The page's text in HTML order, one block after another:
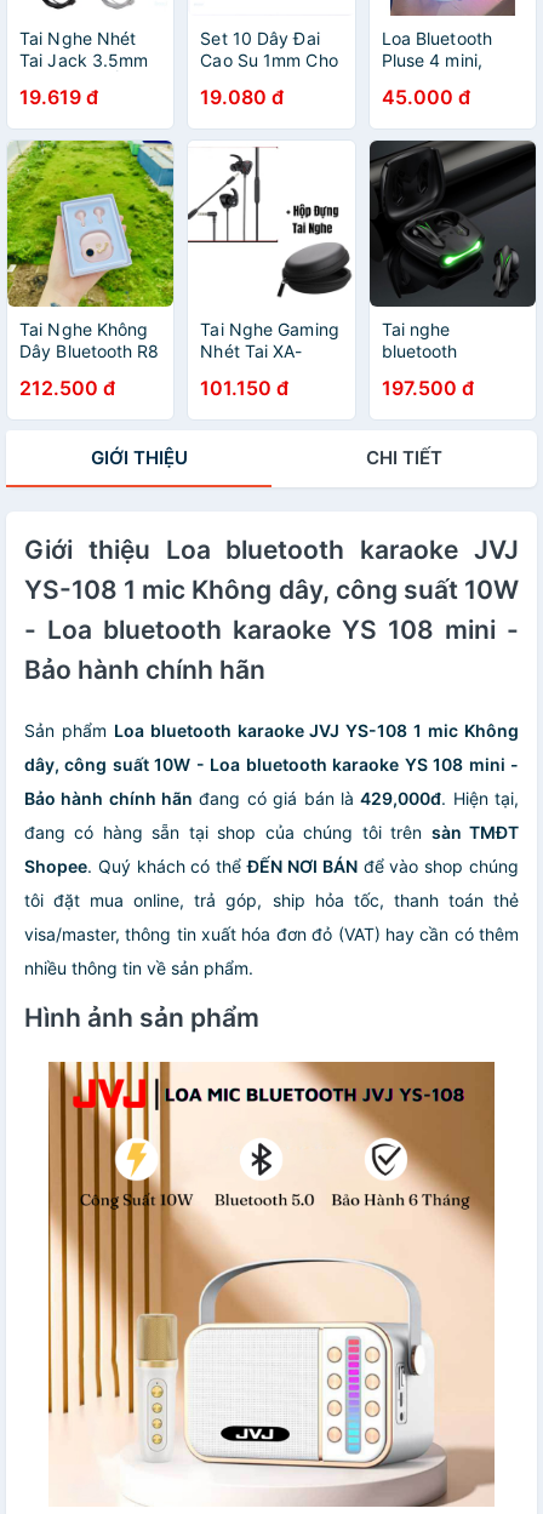
Tai Nghe Nhét
Tai Jack 3.5mm
Chuyên Dụng
Cho S6 S5 S4 S3
19.619 đ
Set 10 Dây Đai
Cao Su 1mm Cho
Đầu Dvd Bonjour
19.080 đ
Loa Bluetooth
Pluse 4 mini,
Cấp, Bass Cực
Căng
45.000 đ
Tai Nghe Không
Dây Bluetooth R8
Tai - Phong Cách
Retro Độc Đáo -
212.500 đ
Tai Nghe Gaming
Nhét Tai XA-
Điều Khiển Cho
Máy Chơi Game
101.150 đ
Tai nghe
bluetooth
Autobot TWS 5.2
Tai nghe không
mẽ có mic , độ
197.500 đ
GIỚI THIỆU CHI TIẾT
Giới thiệu Loa bluetooth karaoke JVJ
YS-108 1 mic Không dây, công suất 10W
- Loa bluetooth karaoke YS 108 mini -
Bảo hành chính hãn
Sản phẩm Loa bluetooth karaoke JVJ YS-108 1 mic Không
dây, công suất 10W - Loa bluetooth karaoke YS 108 mini -
Bảo hành chính hãn đang có giá bán là429,000đ. Hiện tại,
đang có hàng sẵn tại shop của chúng tôi trên sàn TMĐT
Shopee. Quý khách có thểĐẾN NƠI BÁNđể vào shop chúng
tôi đặt mua online, trả góp, ship hỏa tốc, thanh toán thẻ
visa/master, thông tin xuất hóa đơn đỏ (VAT) hay cần có thêm
nhiều thông tin về sản phẩm.
Hình ảnh sản phẩm